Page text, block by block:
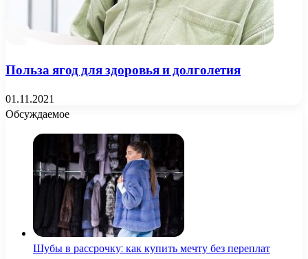
Польза ягод для здоровья и долголетия
01.11.2021
Обсуждаемое
Шубы в рассрочку: как купить мечту без переплат